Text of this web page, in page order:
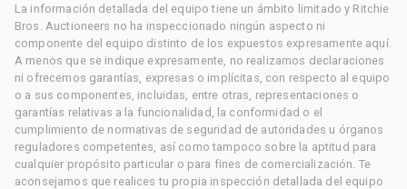
La información detallada del equipo tiene un ámbito limitado y Ritchie
Bros. Auctioneers no ha inspeccionado ningún aspecto ni
componente del equipo distinto de los expuestos expresamente aquí.
A menos que se indique expresamente, no realizamos declaraciones
ni ofrecemos garantías, expresas o implícitas, con respecto al equipo
o a sus componentes, incluidas, entre otras, representaciones o
garantías relativas a la funcionalidad, la conformidad o el
cumplimiento de normativas de seguridad de autoridades u órganos
reguladores competentes, así como tampoco sobre la aptitud para
cualquier propósito particular o para fines de comercialización. Te
aconsejamos que realices tu propia inspección detallada del equipo